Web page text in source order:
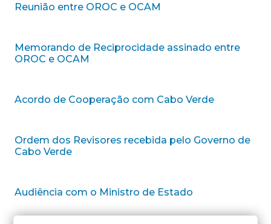
Reunião entre OROC e OCAM
Memorando de Reciprocidade assinado entre
OROC e OCAM
Acordo de Cooperação com Cabo Verde
Ordem dos Revisores recebida pelo Governo de
Cabo Verde
Audiência com o Ministro de Estado